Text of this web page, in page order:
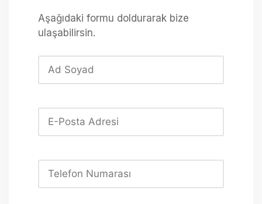
Aşağıdaki formu doldurarak bize
ulaşabilirsin.